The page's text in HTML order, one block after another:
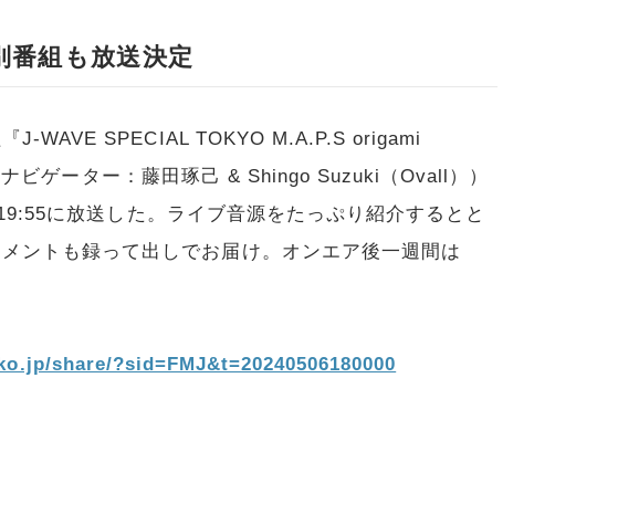
組も放送決定
J-WAVE SPECIAL TOKYO M.A.P.S origami
ビゲーター：藤田琢己 & Shingo Suzuki（Ovall））
に放送した。ライブ音源をたっぷり紹介するとと
ントも録って出しでお届け。オンエア後一週間は
share/?sid=FMJ&t=20240506180000